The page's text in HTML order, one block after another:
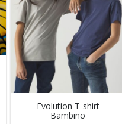
Evolution T-shirt
Bambino